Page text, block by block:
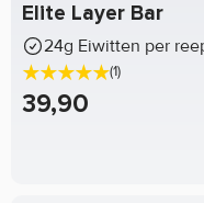
Elite Layer Bar
24g Eiwitten per
(1)
39,90